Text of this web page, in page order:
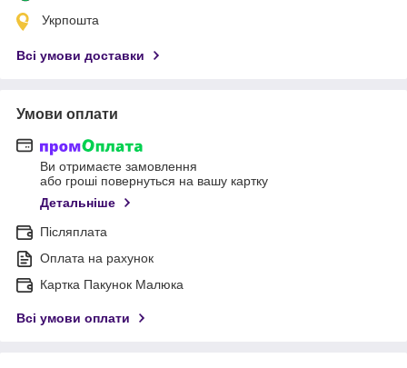
Укрпошта
Всі умови доставки
Умови оплати
Ви отримаєте замовлення
або гроші повернуться на вашу картку
Детальніше
Післяплата
Оплата на рахунок
Картка Пакунок Малюка
Всі умови оплати